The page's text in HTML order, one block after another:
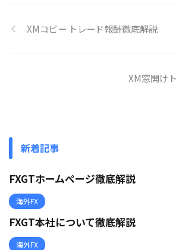
XMコピー トレード報酬徹底解説
XM窓開け
新着記事
FXGTホームページ徹底解説
海外FX
FXGT本社について徹底解説
海外FX